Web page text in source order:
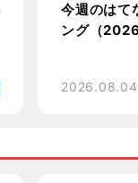
今週のはて
ング（
2026.08.04